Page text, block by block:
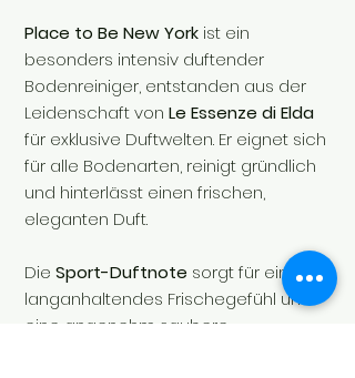
Place to Be New York ist ein
besonders intensiv duftender
Bodenreiniger, entstanden aus der
Leidenschaft von Le Essenze di Elda
für exklusive Duftwelten. Er eignet sich
für alle Bodenarten, reinigt gründlich
und hinterlässt einen frischen,
eleganten Duft.
Die Sport-Duftnote sorgt für ein
langanhaltendes Frischegefühl und
eine angenehm saubere